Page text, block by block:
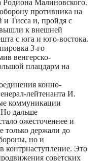
Малиновского.
противника на
и Тисса и, пройдя с
вышли к внешней
с юга и юго-востока.
3-го
венгерско-
плацдарм на
конно-
лейтенанта И.
коммуникации
Но дальше
ожесточеннее и
только держали до
но и
контрнаступление. Это
советских